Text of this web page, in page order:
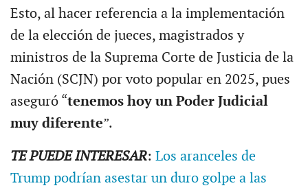
Esto, al hacer referencia a la implementación
de la elección de jueces, magistrados y
ministros de la Suprema Corte de Justicia de la
Nación (SCJN) por voto popular en 2025, pues
aseguró “tenemos hoy un Poder Judicial
muy diferente”.
TE PUEDE INTERESAR: Los aranceles de
Trump podrían asestar un duro golpe a las